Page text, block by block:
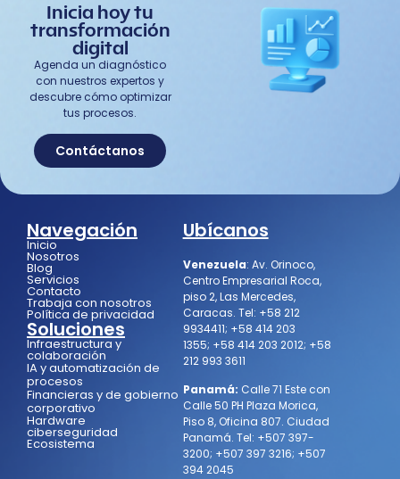
Inicia hoy tu
transformación
digital
Agenda un diagnóstico
con nuestros expertos y
descubre cómo optimizar
tus procesos.
Contáctanos
Navegación
Inicio
Nosotros
Blog
Servicios
Contacto
Trabaja con nosotros
Política de privacidad
Soluciones
Infraestructura y
colaboración
IA y automatización de
procesos
Financieras y de gobierno
corporativo
Hardware
ciberseguridad
Ecosistema
Ubícanos
Venezuela: Av. Orinoco,
Centro Empresarial Roca,
piso 2, Las Mercedes,
Caracas. Tel: +58 212
9934411; +58 414 203
1355; +58 414 203 2012; +58
212 993 3611
Panamá: Calle 71 Este con
Calle 50 PH Plaza Morica,
Piso 8, Oficina 807. Ciudad
Panamá. Tel: +507 397-
3200; +507 397 3216; +507
394 2045